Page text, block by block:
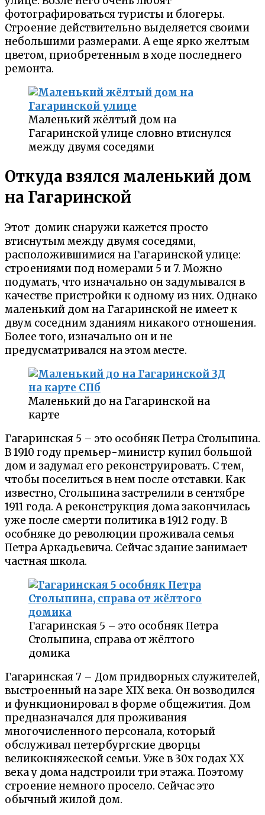
фотографироваться туристы и блогеры.
Строение действительно выделяется своими
небольшими размерами. А еще ярко желтым
цветом, приобретенным в ходе последнего
ремонта.
Маленький жёлтый дом на
Гагаринской улице словно втиснулся
между двумя соседями
Откуда взялся маленький дом
на Гагаринской
Этот домик снаружи кажется просто
втиснутым между двумя соседями,
расположившимися на Гагаринской улице:
строениями под номерами 5 и 7. Можно
подумать, что изначально он задумывался в
качестве пристройки к одному из них. Однако
маленький дом на Гагаринской не имеет к
двум соседним зданиям никакого отношения.
Более того, изначально он и не
предусматривался на этом месте.
Маленький до на Гагаринской на
карте
Гагаринская 5 – это особняк Петра Столыпина.
В 1910 году премьер-министр купил большой
дом и задумал его реконструировать. С тем,
чтобы поселиться в нем после отставки. Как
известно, Столыпина застрелили в сентябре
1911 года. А реконструкция дома закончилась
уже после смерти политика в 1912 году. В
особняке до революции проживала семья
Петра Аркадьевича. Сейчас здание занимает
частная школа.
Гагаринская 5 – это особняк Петра
Столыпина, справа от жёлтого
домика
Гагаринская 7 – Дом придворных служителей,
выстроенный на заре XIX века. Он возводился
и функционировал в форме общежития. Дом
предназначался для проживания
многочисленного персонала, который
обслуживал петербургские дворцы
великокняжеской семьи. Уже в 30х годах XX
века у дома надстроили три этажа. Поэтому
строение немного просело. Сейчас это
обычный жилой дом.